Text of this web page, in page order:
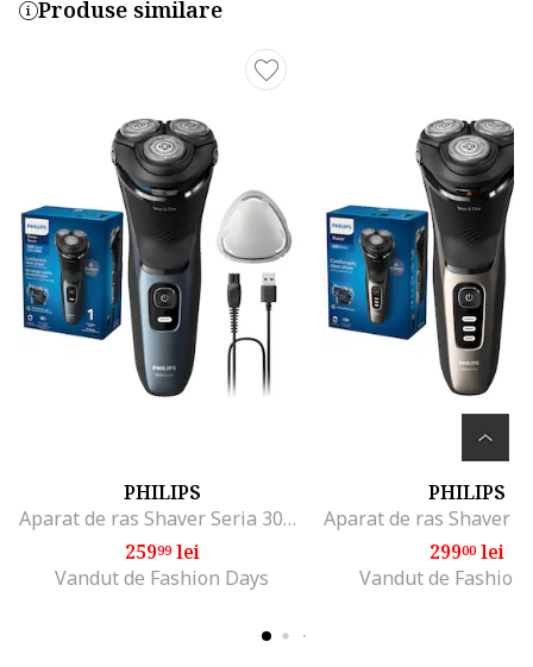
Produse similare
PHILIPS
Aparat de ras Shaver Seria 3000, barbierit umed şi uscat, fara fir, capete 5D pivotante si flexibile, lame autoascutire, 60 min, capac de protectie, Albastru
25999lei
Vandut de Fashion Days
PHILIPS
29900lei
Vandut de Fashion